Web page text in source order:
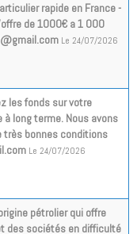
rapide en France -
de 1000€ a 1 000
Le 24/07/2026
les fonds sur votre
long terme. Nous avons
très bonnes conditions
Le 24/07/2026
pétrolier qui offre
des sociétés en difficulté